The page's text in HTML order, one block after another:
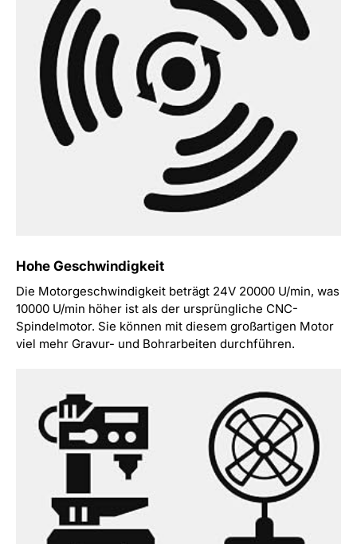
Hohe Geschwindigkeit
Die Motorgeschwindigkeit beträgt 24V 20000 U/min, was
10000 U/min höher ist als der ursprüngliche CNC-
Spindelmotor. Sie können mit diesem großartigen Motor
viel mehr Gravur- und Bohrarbeiten durchführen.